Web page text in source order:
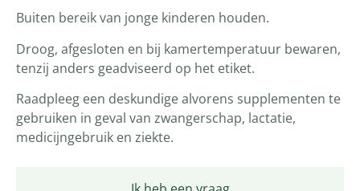
Buiten bereik van jonge kinderen houden.
Droog, afgesloten en bij kamertemperatuur bewaren,
tenzij anders geadviseerd op het etiket.
Raadpleeg een deskundige alvorens supplementen te
gebruiken in geval van zwangerschap, lactatie,
medicijngebruik en ziekte.